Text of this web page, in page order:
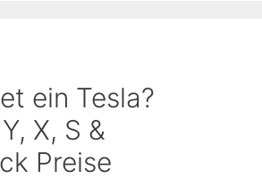
ein Tesla?
X, S &
Preise